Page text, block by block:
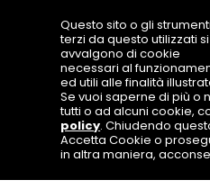
Questo sito o gli strumenti
terzi da questo utilizzati si
avvalgono di cookie
necessari al
ed utili alle finalità
Se vuoi saperne di più o
tutti o ad alcuni cookie,
policy. Chiudendo
Accetta Cookie o
in altra maniera,